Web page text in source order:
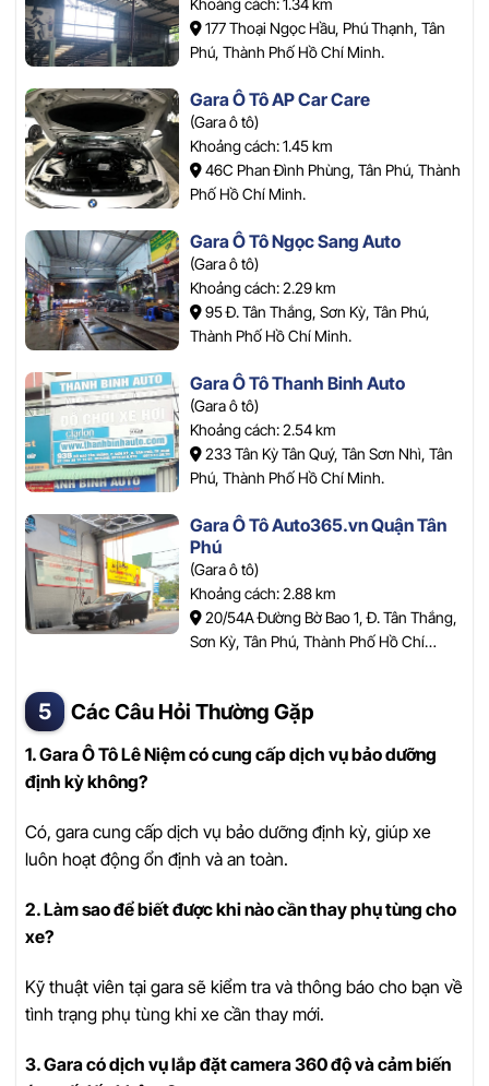
177 Thoại Ngọc Hầu, Phú Thạnh, Tân
Phú, Thành Phố Hồ Chí Minh.
Gara Ô Tô AP Car Care
(Gara ô tô)
Khoảng cách: 1.45 km
46C Phan Đình Phùng, Tân Phú, Thành
Phố Hồ Chí Minh.
Gara Ô Tô Ngọc Sang Auto
(Gara ô tô)
Khoảng cách: 2.29 km
95 Đ. Tân Thắng, Sơn Kỳ, Tân Phú,
Thành Phố Hồ Chí Minh.
Gara Ô Tô Thanh Binh Auto
(Gara ô tô)
Khoảng cách: 2.54 km
233 Tân Kỳ Tân Quý, Tân Sơn Nhì, Tân
Phú, Thành Phố Hồ Chí Minh.
Gara Ô Tô Auto365.vn Quận Tân
Phú
(Gara ô tô)
Khoảng cách: 2.88 km
20/54A Đường Bờ Bao 1, Đ. Tân Thắng,
Sơn Kỳ, Tân Phú, Thành Phố Hồ Chí
Các Câu Hỏi Thường Gặp
1. Gara Ô Tô Lê Niệm có cung cấp dịch vụ bảo dưỡng
định kỳ không?
Có, gara cung cấp dịch vụ bảo dưỡng định kỳ, giúp xe
luôn hoạt động ổn định và an toàn.
2. Làm sao để biết được khi nào cần thay phụ tùng cho
xe?
Kỹ thuật viên tại gara sẽ kiểm tra và thông báo cho bạn về
tình trạng phụ tùng khi xe cần thay mới.
3. Gara có dịch vụ lắp đặt camera 360 độ và cảm biến